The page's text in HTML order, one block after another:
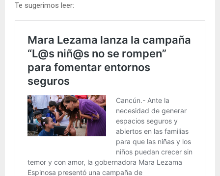
Te sugerimos leer: